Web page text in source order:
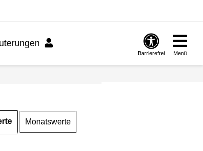
Barrierefrei Menü
Monatswerte